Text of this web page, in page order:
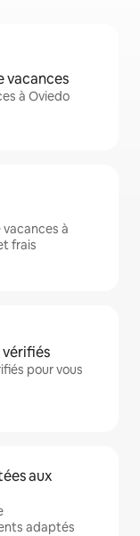
vacances
à Oviedo
à
frais
pour vous
aux
adaptés